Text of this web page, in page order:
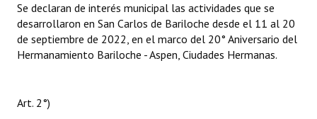
Se declaran de interés municipal las actividades que se
desarrollaron en San Carlos de Bariloche desde el 11 al 20
de septiembre de 2022, en el marco del 20° Aniversario del
Hermanamiento Bariloche - Aspen, Ciudades Hermanas.
Art. 2°)